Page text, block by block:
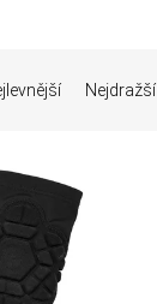
Nejdražší